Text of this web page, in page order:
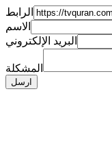
الرابط
الاسم
البريد الإلكتروني
المشكلة
ارسل